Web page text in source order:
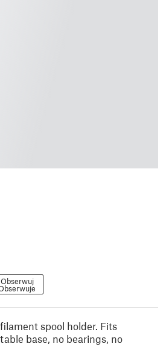
Obserwuj
spool holder. Fits
base, no bearings, no